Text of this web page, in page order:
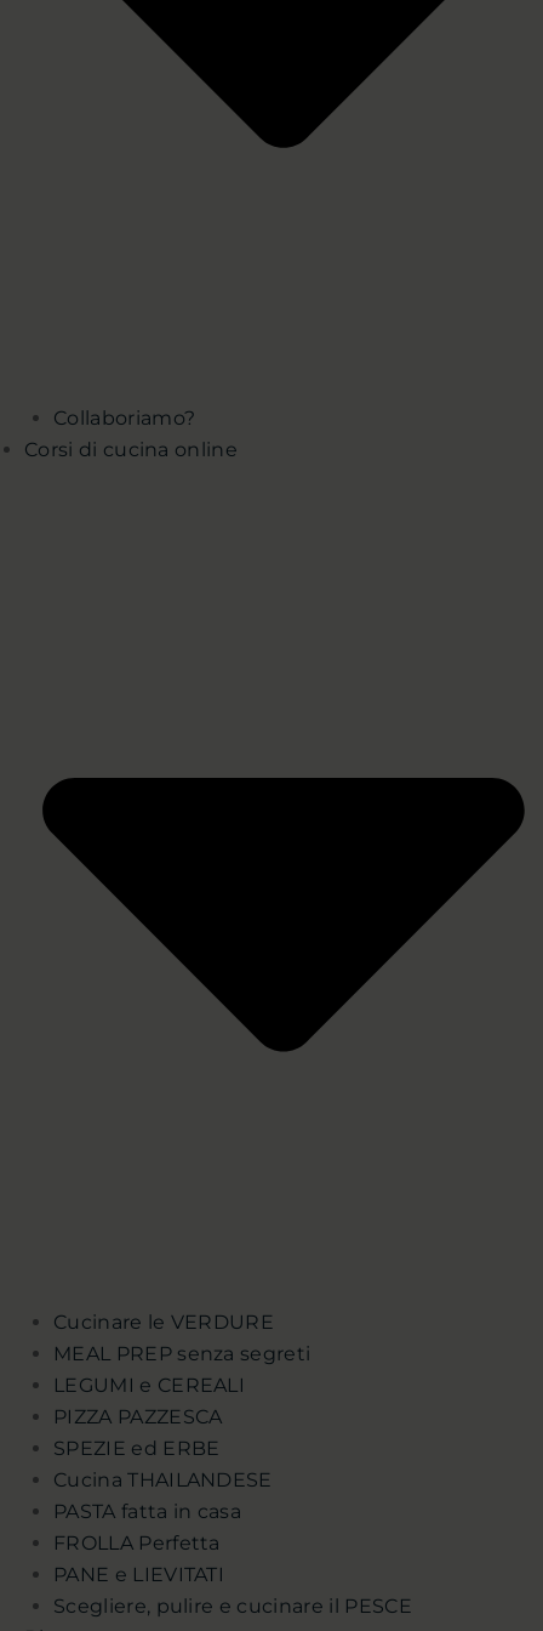
Collaboriamo?
Corsi di cucina online
Cucinare le VERDURE
MEAL PREP senza segreti
LEGUMI e CEREALI
PIZZA PAZZESCA
SPEZIE ed ERBE
Cucina THAILANDESE
PASTA fatta in casa
FROLLA Perfetta
PANE e LIEVITATI
Scegliere, pulire e cucinare il PESCE